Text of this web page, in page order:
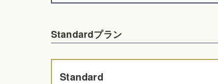
Standardプラン
Standard